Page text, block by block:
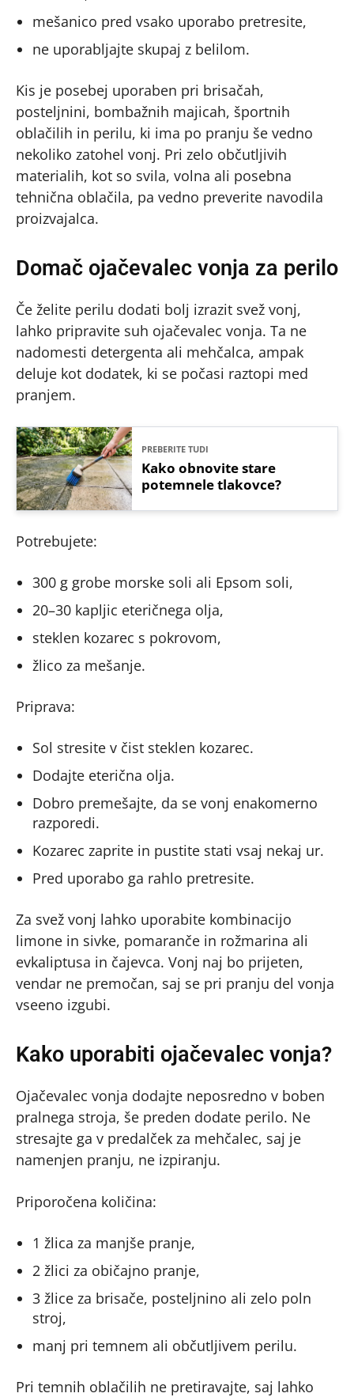
mešanico pred vsako uporabo pretresite,
ne uporabljajte skupaj z belilom.
Kis je posebej uporaben pri brisačah,
posteljnini, bombažnih majicah, športnih
oblačilih in perilu, ki ima po pranju še vedno
nekoliko zatohel vonj. Pri zelo občutljivih
materialih, kot so svila, volna ali posebna
tehnična oblačila, pa vedno preverite navodila
proizvajalca.
Domač ojačevalec vonja za perilo
Če želite perilu dodati bolj izrazit svež vonj,
lahko pripravite suh ojačevalec vonja. Ta ne
nadomesti detergenta ali mehčalca, ampak
deluje kot dodatek, ki se počasi raztopi med
pranjem.
PREBERITE TUDI
Kako obnovite stare
potemnele tlakovce?
Potrebujete:
300 g grobe morske soli ali Epsom soli,
20–30 kapljic eteričnega olja,
steklen kozarec s pokrovom,
žlico za mešanje.
Priprava:
Sol stresite v čist steklen kozarec.
Dodajte eterična olja.
Dobro premešajte, da se vonj enakomerno
razporedi.
Kozarec zaprite in pustite stati vsaj nekaj ur.
Pred uporabo ga rahlo pretresite.
Za svež vonj lahko uporabite kombinacijo
limone in sivke, pomaranče in rožmarina ali
evkaliptusa in čajevca. Vonj naj bo prijeten,
vendar ne premočan, saj se pri pranju del vonja
vseeno izgubi.
Kako uporabiti ojačevalec vonja?
Ojačevalec vonja dodajte neposredno v boben
pralnega stroja, še preden dodate perilo. Ne
stresajte ga v predalček za mehčalec, saj je
namenjen pranju, ne izpiranju.
Priporočena količina:
1 žlica za manjše pranje,
2 žlici za običajno pranje,
3 žlice za brisače, posteljnino ali zelo poln
stroj,
manj pri temnem ali občutljivem perilu.
Pri temnih oblačilih ne pretiravajte, saj lahko